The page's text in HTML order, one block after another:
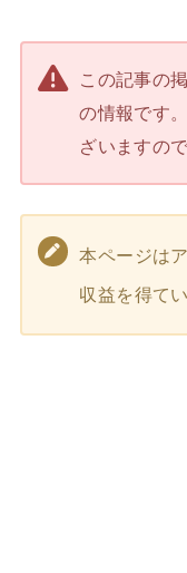
この記事の
の情報です
ざいますの
本ページは
収益を得てい